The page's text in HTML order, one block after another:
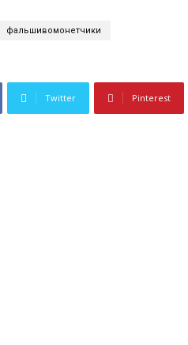
фальшивомонетчики
Twitter Pinterest